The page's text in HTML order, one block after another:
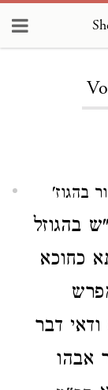
בהגוז'
בהגוזל
כחוכא
דבר
אבהו